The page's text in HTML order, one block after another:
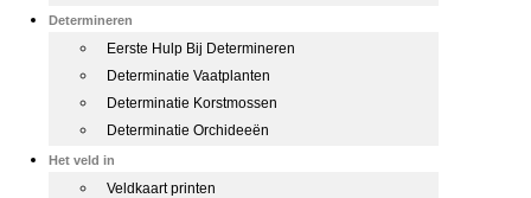
Determineren
Eerste Hulp Bij Determineren
Determinatie Vaatplanten
Determinatie Korstmossen
Determinatie Orchideeën
Het veld in
Veldkaart printen